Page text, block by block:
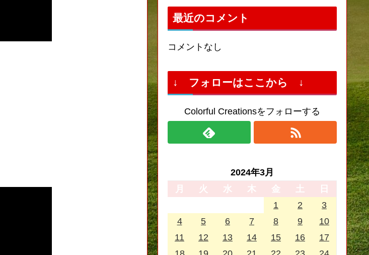
最近のコメント
コメントなし
↓ フォローはここから ↓
Colorful Creationsをフォローする
2024年3月
月
火 水 木 金 土
日
1
2
3
4
5 6 7 8 9
10
11
12 13 14 15 16
17